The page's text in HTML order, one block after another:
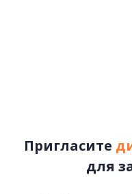
Пригласите
для